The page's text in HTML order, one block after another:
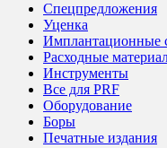
Спецпредложения
Уценка
Имплантационные
Расходные
Инструменты
Все для PRF
Оборудование
Боры
Печатные издания